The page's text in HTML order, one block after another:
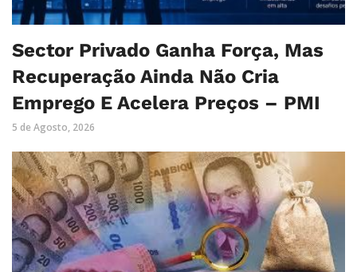
Sector Privado Ganha Força, Mas
Recuperação Ainda Não Cria
Emprego E Acelera Preços – PMI
5 de Agosto, 2026